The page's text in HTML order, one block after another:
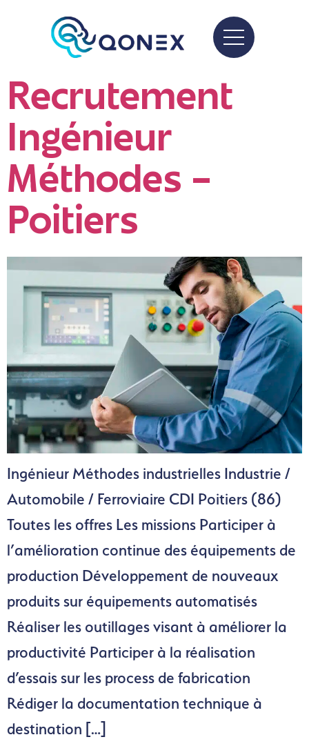
Recrutement
Ingénieur
Méthodes –
Poitiers
Ingénieur Méthodes industrielles Industrie /
Automobile / Ferroviaire CDI Poitiers (86)
Toutes les offres Les missions Participer à
l’amélioration continue des équipements de
production Développement de nouveaux
produits sur équipements automatisés
Réaliser les outillages visant à améliorer la
productivité Participer à la réalisation
d’essais sur les process de fabrication
Rédiger la documentation technique à
destination […]